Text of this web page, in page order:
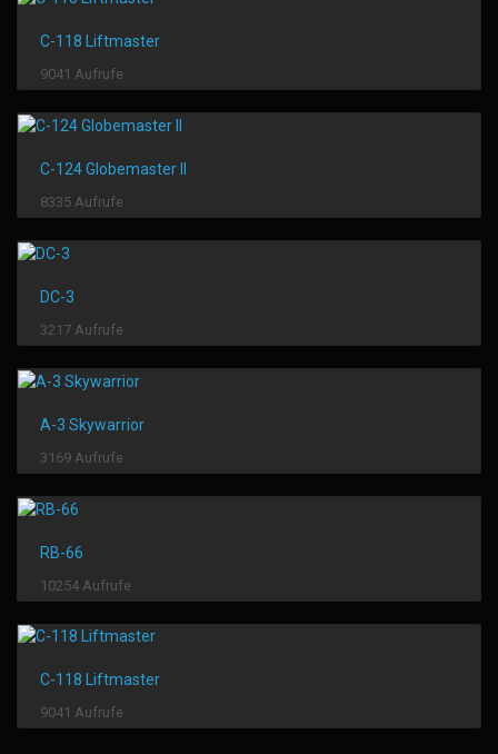
C-118 Liftmaster
9041 Aufrufe
C-124 Globemaster II
8335 Aufrufe
DC-3
3217 Aufrufe
A-3 Skywarrior
3169 Aufrufe
RB-66
10254 Aufrufe
C-118 Liftmaster
9041 Aufrufe